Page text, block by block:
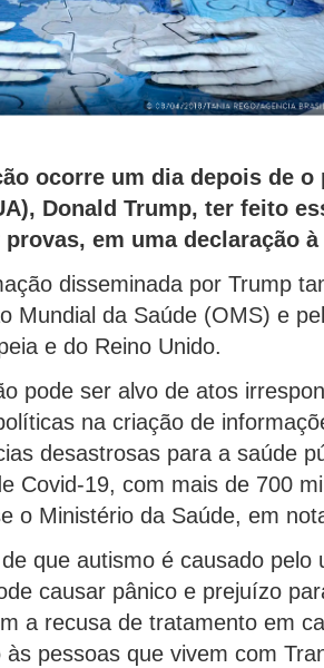
ocorre um dia depois de
Donald Trump, ter feito
em uma declaração
disseminada por Trump
Mundial da Saúde (OMS) e
e do Reino Unido.
pode ser alvo de atos
na criação de
desastrosas para a saúde
Covid-19, com mais de 700
o Ministério da Saúde, em
que autismo é causado pelo
causar pânico e prejuízo
a recusa de tratamento em
às pessoas que vivem com